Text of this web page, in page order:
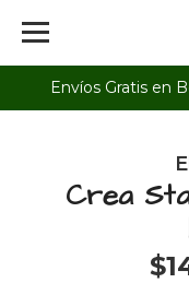
Envíos Gratis en
Crea